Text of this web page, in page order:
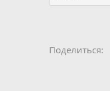
Поделиться: